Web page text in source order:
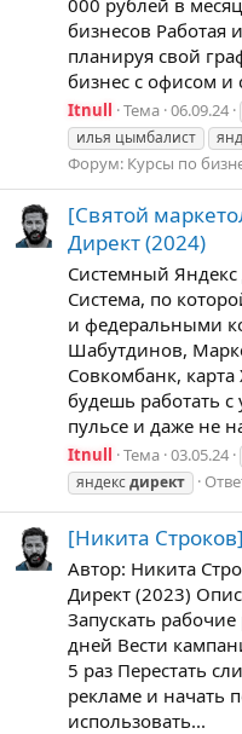
000 рублей в
бизнесов Работая
планируя свой
бизнес с офисом и
Itnull Тема 06.09.24
илья цымбалист
Форум: Курсы по
[Святой
Директ (2024)
Системный Яндекс
Система, по
и федеральными
Шабутдинов,
Совкомбанк,
будешь работать с
пульсе и даже не
Itnull Тема 03.05.24
яндексдирект
[Никита
Автор: Никита
Директ (2023)
Запускать
дней Вести
5 раз Перестать
рекламе и начать
использовать...